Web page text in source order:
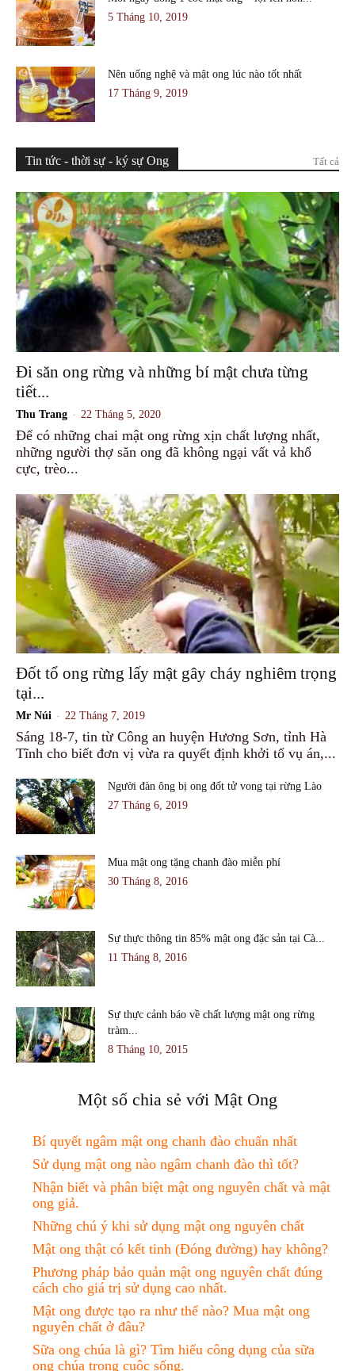
5 Tháng 10, 2019
Nên uống nghệ và mật ong lúc nào tốt nhất
17 Tháng 9, 2019
Tin tức - thời sự - ký sự Ong Tất cả
Đi săn ong rừng và những bí mật chưa từng
tiết...
Thu Trang - 22 Tháng 5, 2020
Để có những chai mật ong rừng xịn chất lượng nhất,
những người thợ săn ong đã không ngại vất vả khổ
cực, trèo...
Đốt tổ ong rừng lấy mật gây cháy nghiêm trọng
tại...
Mr Núi - 22 Tháng 7, 2019
Sáng 18-7, tin từ Công an huyện Hương Sơn, tỉnh Hà
Tĩnh cho biết đơn vị vừa ra quyết định khởi tố vụ án,...
Người đàn ông bị ong đốt tử vong tại rừng Lào
27 Tháng 6, 2019
Mua mật ong tặng chanh đào miễn phí
30 Tháng 8, 2016
Sự thực thông tin 85% mật ong đặc sản tại Cà...
11 Tháng 8, 2016
Sự thực cảnh báo về chất lượng mật ong rừng
tràm...
8 Tháng 10, 2015
Một số chia sẻ với Mật Ong
Bí quyết ngâm mật ong chanh đào chuẩn nhất
Sử dụng mật ong nào ngâm chanh đào thì tốt?
Nhận biết và phân biệt mật ong nguyên chất và mật
ong giả.
Những chú ý khi sử dụng mật ong nguyên chất
Mật ong thật có kết tinh (Đóng đường) hay không?
Phương pháp bảo quản mật ong nguyên chất đúng
cách cho giá trị sử dụng cao nhất.
Mật ong được tạo ra như thế nào? Mua mật ong
nguyên chất ở đâu?
Sữa ong chúa là gì? Tìm hiểu công dụng của sữa
ong chúa trong cuộc sống.